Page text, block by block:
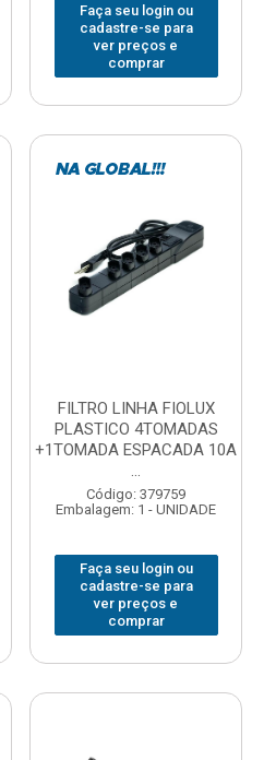
Faça seu login ou
cadastre-se para
ver preços e
comprar
FILTRO LINHA FIOLUX
PLASTICO 4TOMADAS
+1TOMADA ESPACADA 10A
...
Código: 379759
Embalagem: 1 - UNIDADE
Faça seu login ou
cadastre-se para
ver preços e
comprar